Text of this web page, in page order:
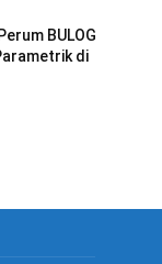
BULOG
di